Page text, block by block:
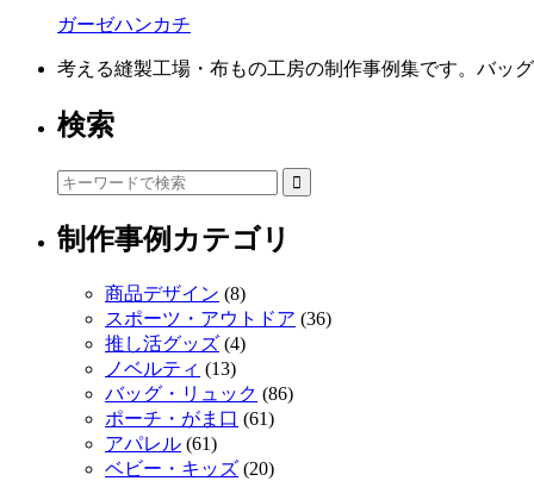
ガーゼハンカチ
考える縫製工場・布もの工房の制作事例集です。バッ
検索
制作事例カテゴリ
商品デザイン (8)
スポーツ・アウトドア (36)
推し活グッズ (4)
ノベルティ (13)
バッグ・リュック (86)
ポーチ・がま口 (61)
アパレル (61)
ベビー・キッズ (20)